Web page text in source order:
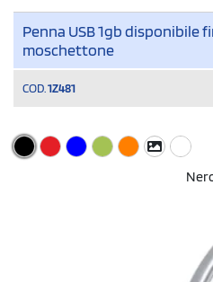
Penna USB 1gb disponibile
moschettone
COD. 1Z481